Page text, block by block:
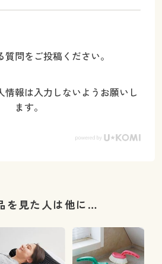
質問をご投稿ください。
情報は入力しないようお願いし
ます。
を見た人は他に…